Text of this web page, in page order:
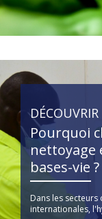
DÉCOUVRIR
Pourquoi
nettoyage
bases-vie ?
Dans les
internationales,